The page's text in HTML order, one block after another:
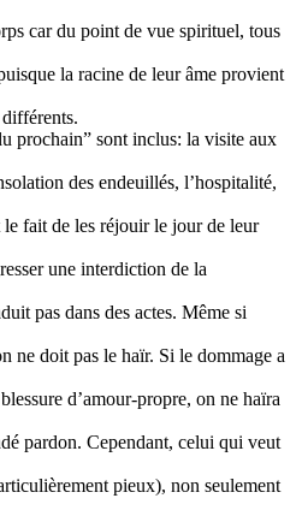
car du point de vue spirituel, tous
la racine de leur âme provient
prochain” sont inclus: la visite aux
des endeuillés, l’hospitalité,
fait de les réjouir le jour de leur
une interdiction de la
pas dans des actes. Même si
ne doit pas le haïr. Si le dommage a
d’amour-propre, on ne haïra
pardon. Cependant, celui qui veut
pieux), non seulement